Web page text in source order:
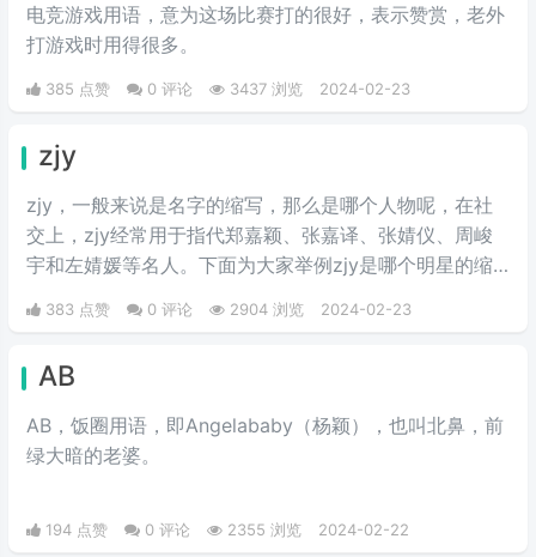
电竞游戏用语，意为这场比赛打的很好，表示赞赏，老外
打游戏时用得很多。
385 点赞 0 评论 3437 浏览 2024-02-23
zjy
zjy，一般来说是名字的缩写，那么是哪个人物呢，在社
交上，zjy经常用于指代郑嘉颖、张嘉译、张婧仪、周峻
宇和左婧媛等名人。下面为大家举例zjy是哪个明星的缩
383 点赞 0 评论 2904 浏览 2024-02-23
AB
AB，饭圈用语，即Angelababy（杨颖），也叫北鼻，前
绿大暗的老婆。​
194 点赞 0 评论 2355 浏览 2024-02-22